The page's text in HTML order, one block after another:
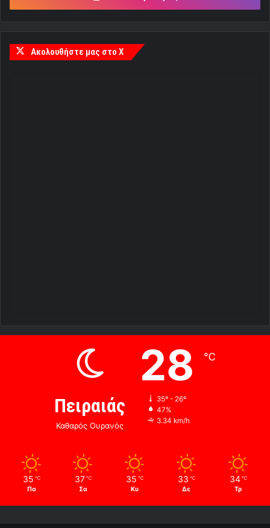
Ακολουθήστε μας στο X
Πειραιάς
Καθαρός Ουρανός
28 ℃
35º - 26º
47%
3.34 km/h
35 ℃
Πα
37 ℃
Σα
35 ℃
Κυ
33 ℃
Δε
34 ℃
Τρ